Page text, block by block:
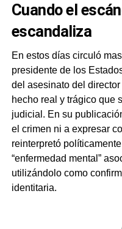
Cuando el
escandaliza
En estos días circuló
presidente de los
del asesinato del
hecho real y trágico que
judicial. En su
el crimen ni a expresar
reinterpretó
“enfermedad mental”
utilizándolo como
identitaria.